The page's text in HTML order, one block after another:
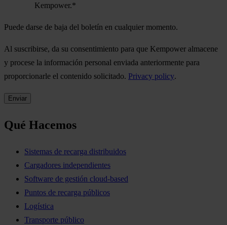
Kempower.*
Puede darse de baja del boletín en cualquier momento.
Al suscribirse, da su consentimiento para que Kempower almacene
y procese la información personal enviada anteriormente para
proporcionarle el contenido solicitado. Privacy policy.
Qué Hacemos
Sistemas de recarga distribuidos
Cargadores independientes
Software de gestión cloud-based
Puntos de recarga públicos
Logística
Transporte público